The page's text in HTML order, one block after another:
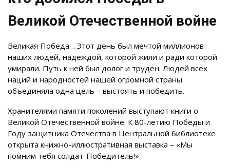
Великой Отечественной войне
Великая Победа… Этот день был мечтой миллионов
наших людей, надеждой, которой жили и ради которой
умирали. Путь к ней был долог и труден. Людей всех
наций и народностей нашей огромной страны
объединяла одна цель – выстоять и победить.
Хранителями памяти поколений выступают книги о
Великой Отечественной войне. К 80-летию Победы и
Году защитника Отечества в Центральной библиотеке
открыта книжно-иллюстративная выставка – «Мы
помним тебя солдат-Победитель!».